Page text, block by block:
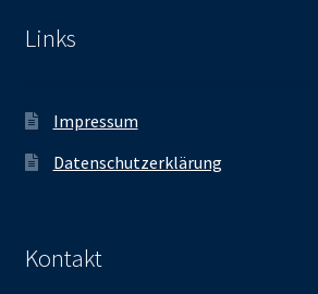
Links
Impressum
Datenschutzerklärung
Kontakt